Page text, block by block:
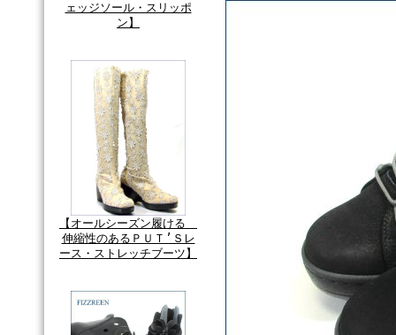
ェッジソール・スリッポ
ン】
【オールシーズン履ける
伸縮性のあるＰＵＴ’Ｓレ
ース・ストレッチブーツ】